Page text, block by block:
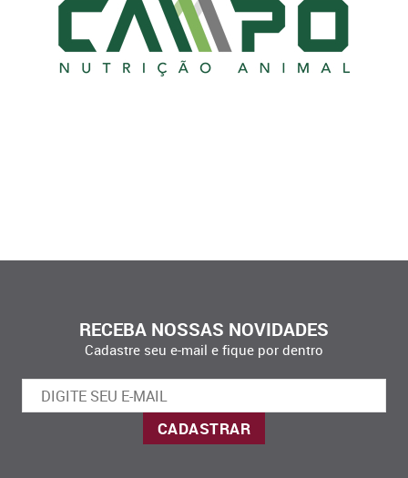
RECEBA NOSSAS NOVIDADES
Cadastre seu e-mail e fique por dentro